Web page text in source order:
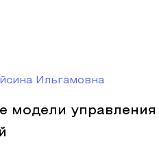
Ильгамовна
модели управления